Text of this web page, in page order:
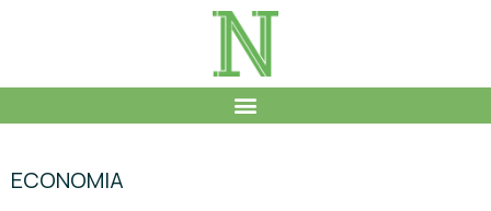
ECONOMIA